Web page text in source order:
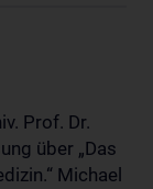
Prof. Dr.
über „Das
Michael